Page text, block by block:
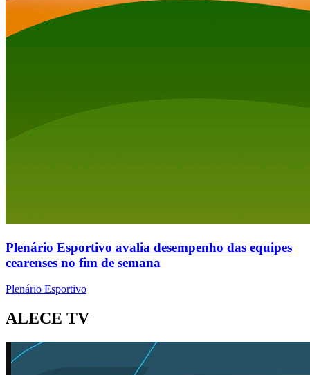
Plenário Esportivo avalia desempenho das equipes
cearenses no fim de semana
Plenário Esportivo
ALECE TV